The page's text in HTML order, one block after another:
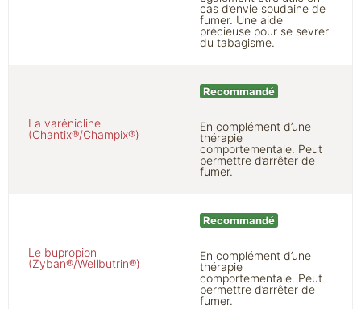
cas d’envie soudaine de
fumer. Une aide
précieuse pour se sevrer
du tabagisme.
La varénicline
(Chantix®/Champix®)
Recommandé
En complément d’une
thérapie
comportementale. Peut
permettre d’arrêter de
fumer.
Le bupropion
(Zyban®/Wellbutrin®)
Recommandé
En complément d’une
thérapie
comportementale. Peut
permettre d’arrêter de
fumer.